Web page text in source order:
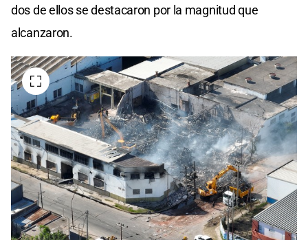
dos de ellos se destacaron por la magnitud que
alcanzaron.